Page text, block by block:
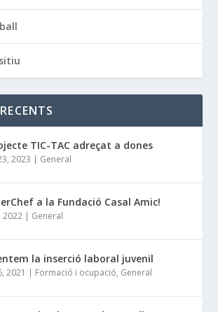
TIC-TAC adreçat a dones
2023 | General
a la Fundació Casal Amic!
2022 | General
la inserció laboral juvenil
2021 | Formació i ocupació, General